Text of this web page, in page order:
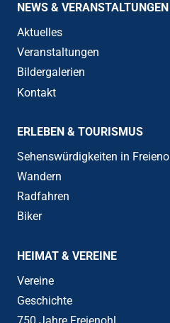
NEWS & VERANSTALTUNGEN
Aktuelles
Veranstaltungen
Bildergalerien
Kontakt
ERLEBEN & TOURISMUS
Sehenswürdigkeiten in
Wandern
Radfahren
Biker
HEIMAT & VEREINE
Vereine
Geschichte